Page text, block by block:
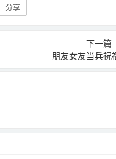
分享
下一篇
朋友女友当兵祝